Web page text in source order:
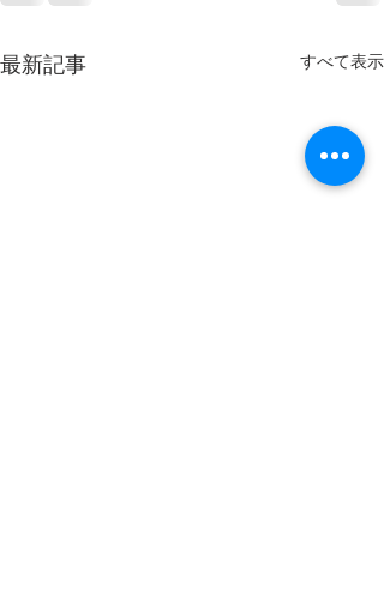
最新記事 すべて表示